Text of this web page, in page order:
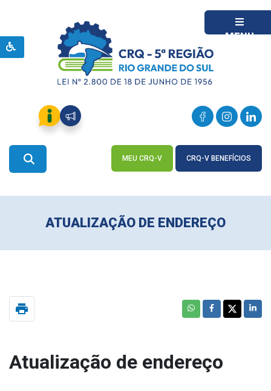
MENU
MEU CRQ-V CRQ-V BENEFÍCIOS
ATUALIZAÇÃO DE ENDEREÇO
print
Atualização de endereço